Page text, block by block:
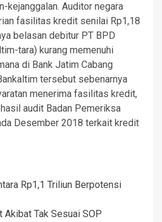
kejanggalan. Auditor negara
fasilitas kredit senilai Rp1,18
belasan debitur PT BPD
tara) kurang memenuhi
di Bank Jatim Cabang
tersebut sebenarnya
menerima fasilitas kredit,
audit Badan Pemeriksa
Desember 2018 terkait kredit
Rp1,1 Triliun Berpotensi
Tak Sesuai SOP